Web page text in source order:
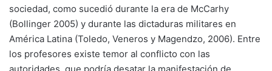
sociedad, como sucedió durante la era de McCarhy
(Bollinger 2005) y durante las dictaduras militares en
América Latina (Toledo, Veneros y Magendzo, 2006). Entre
los profesores existe temor al conflicto con las